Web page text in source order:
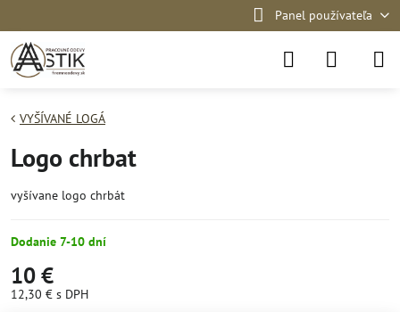
Panel používateľa
VYŠÍVANÉ LOGÁ
Logo chrbat
vyšívane logo chrbát
Dodanie 7-10 dní
10 €
12,30 € s DPH